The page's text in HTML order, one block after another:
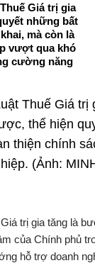
Giá trị gia
những bất
mà còn là
vượt qua khó
cường năng
trị gia tăng là
của Chính phủ
hỗ trợ doanh